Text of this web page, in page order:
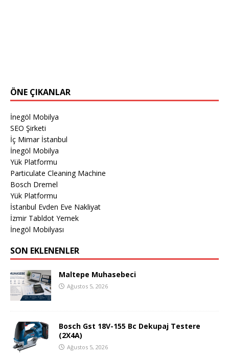
ÖNE ÇIKANLAR
İnegöl Mobilya
SEO Şirketi
İç Mimar İstanbul
İnegöl Mobilya
Yük Platformu
Particulate Cleaning Machine
Bosch Dremel
Yük Platformu
İstanbul Evden Eve Nakliyat
İzmir Tabldot Yemek
İnegöl Mobilyası
SON EKLENENLER
Maltepe Muhasebeci
Ağustos 5, 2026
Bosch Gst 18V-155 Bc Dekupaj Testere
(2X4A)
Ağustos 5, 2026